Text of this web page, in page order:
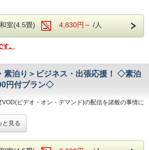
観光◇
城、高知城歴史博物館、ひろめ市場、日曜市…徒歩約
街…徒歩約15分/はりまや橋…徒歩約10分
(四国八十八ヶ所)
札所 竹林寺…車で約20分
札所 雪蹊寺…車で約20分
トラックやバスも駐車可能な専用平置き駐車場37台
/泊 ※車輌の大きさによって料金が異なります)
をご利用の場合は必ずご連絡ください
は先着順になります
サービス◇
無料Wi-Fi対応
ビデオオンデマンド)設置(500円/泊)
無料貸出グッズ
間フロント対応
セス◇
食◇
呂◇
間
大浴場/15:00～25:00/6:00～9:00
用サウナ/15:00～24:00
場◇
トラックやバスも駐車可能な専用平置き駐車場37台
/泊 ※車輌の大きさによって料金が異なります)
場は先着順になります
らは朝食付きのプランとなります★
目で分かる！ホテル港屋の５つの特徴☆★
もったアットホームなお客さま対応
知駅から徒歩5分の好立地!
の睡眠をご提供!シモンズ社製ベッドを全洋室に採用
はサウナも!
ルに隣接した平置き駐車場!大型車やバスも駐車可能
室(4.5畳) 4,830円～ /人
。
素泊り＞ビジネス・出張応援！ ◇素泊
円付プラン◇
VOD(ビデオ・オン・デマンド)の配信を諸般の事情に
た。
ご愛顧いただき、誠にありがとうございました。
理解を賜りますようお願い申し上げます。
と見る